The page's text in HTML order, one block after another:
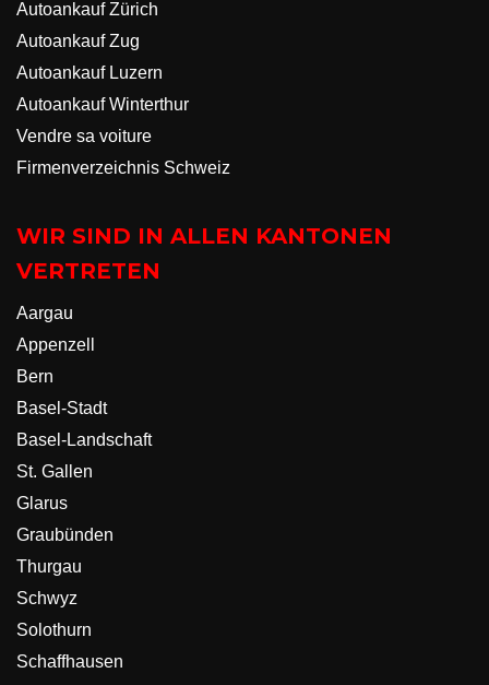
Autoankauf Zürich
Autoankauf Zug
Autoankauf Luzern
Autoankauf Winterthur
Vendre sa voiture
Firmenverzeichnis Schweiz
WIR SIND IN ALLEN KANTONEN
VERTRETEN
Aargau
Appenzell
Bern
Basel-Stadt
Basel-Landschaft
St. Gallen
Glarus
Graubünden
Thurgau
Schwyz
Solothurn
Schaffhausen